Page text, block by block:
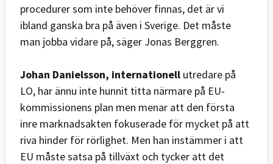
procedurer som inte behöver finnas, det är vi
ibland ganska bra på även i Sverige. Det måste
man jobba vidare på, säger Jonas Berggren.
Johan Danielsson, internationell utredare på
LO, har ännu inte hunnit titta närmare på EU-
kommissionens plan men menar att den första
inre marknadsakten fokuserade för mycket på att
riva hinder för rörlighet. Men han instämmer i att
EU måste satsa på tillväxt och tycker att det